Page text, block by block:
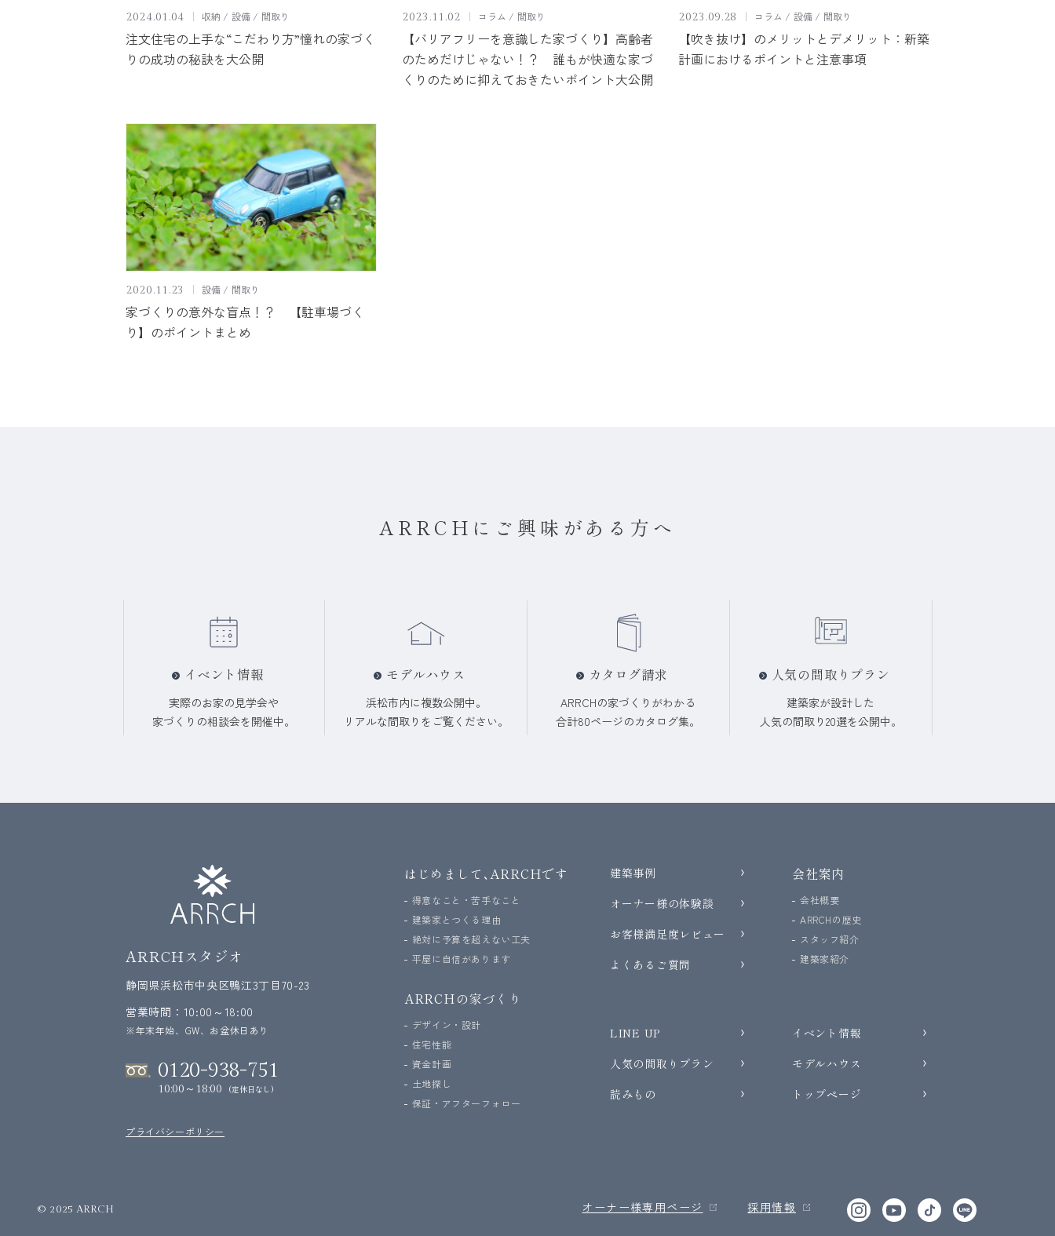
2024.01.04 収納 設備 間取り
注文住宅の上手な“こだわり方”憧れの家づく
りの成功の秘訣を大公開
2023.11.02 コラム 間取り
【バリアフリーを意識した家づくり】高齢者
のためだけじゃない！？ 誰もが快適な家づ
くりのために抑えておきたいポイント大公開
2023.09.28 コラム 設備 間取り
【吹き抜け】のメリットとデメリット：新築
計画におけるポイントと注意事項
2020.11.23 設備 間取り
家づくりの意外な盲点！？ 【駐車場づく
り】のポイントまとめ
ARRCHにご興味がある方へ
イベント情報
実際のお家の見学会や
家づくりの相談会を開催中。
モデルハウス
浜松市内に複数公開中。
リアルな間取りを ご覧ください。
カタログ請求
ARRCHの家づくりがわかる
合計80ページのカタログ集。
人気の間取りプラン
建築家が設計した
人気の間取り20選を公開中。
ARRCHスタジオ
静岡県浜松市中央区鴨江3丁目70-23
営業時間：10:00～18:00
※年末年始、GW、お盆休日あり
0120-938-751
10:00～18:00 (定休日なし)
プライバシーポリシー
はじめまして､ARRCHです
得意なこと・苦手なこと
建築家とつくる理由
絶対に予算を超えない工夫
平屋に自信があります
ARRCHの家づくり
デザイン・設計
住宅性能
資金計画
土地探し
保証・アフターフォロー
建築事例
オーナー様の体験談
お客様満足度レビュー
よくあるご質問
LINE UP
人気の間取りプラン
読みもの
会社案内
会社概要
ARRCHの歴史
スタッフ紹介
建築家紹介
イベント情報
モデルハウス
トップページ
© 2025 ARRCH オーナー様専用ページ 採用情報